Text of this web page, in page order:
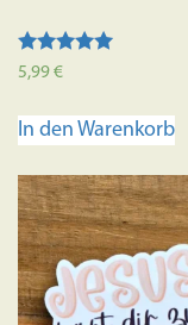
Bewertet mit
5.00
5,99€
In den Warenkorb